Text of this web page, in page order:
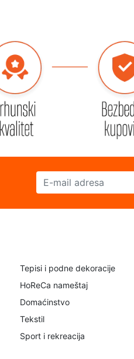
E-mail adresa
Tepisi i podne dekoracije
HoReCa nameštaj
Domaćinstvo
Tekstil
Sport i rekreacija